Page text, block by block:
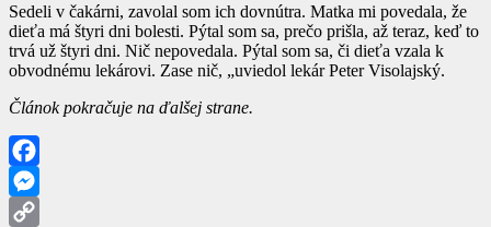
Sedeli v čakárni, zavolal som ich dovnútra. Matka mi povedala, že
dieťa má štyri dni bolesti. Pýtal som sa, prečo prišla, až teraz, keď to
trvá už štyri dni. Nič nepovedala. Pýtal som sa, či dieťa vzala k
obvodnému lekárovi. Zase nič, „uviedol lekár Peter Visolajský.
Článok pokračuje na ďalšej strane.
Facebook
Messenger